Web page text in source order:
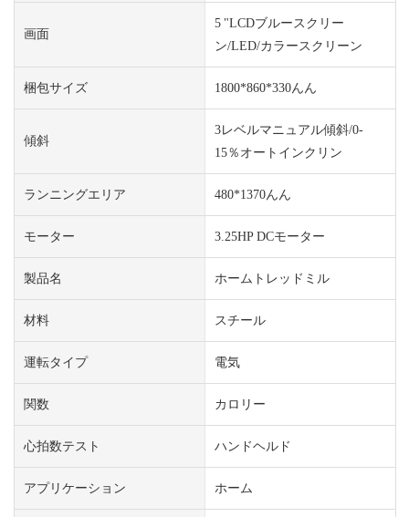
画面
5 "LCDブルースクリー
ン/LED/カラースクリーン
梱包サイズ 1800*860*330んん
傾斜
3レベルマニュアル傾斜/0-
15％オートインクリン
ランニングエリア 480*1370んん
モーター 3.25HP DCモーター
製品名 ホームトレッドミル
材料 スチール
運転タイプ 電気
関数 カロリー
心拍数テスト ハンドヘルド
アプリケーション ホーム